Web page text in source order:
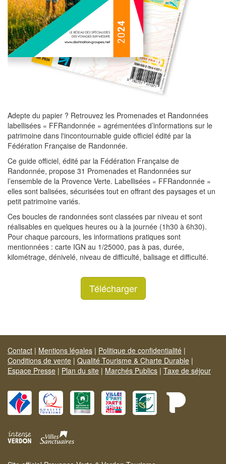
Adepte du papier ? Retrouvez les Promenades et Randonnées
labellisées « FFRandonnée » agrémentées d’informations sur le
patrimoine dans l'incontournable guide officiel édité par la
Fédération Française de Randonnée.
Ce guide officiel, édité par la Fédération Française de
Randonnée, propose 31 Promenades et Randonnées sur
l’ensemble de la Provence Verte. Labellisées « FFRandonnée »
elles sont balisées, sécurisées tout en offrant des paysages et un
petit patrimoine variés.
Ces boucles de randonnées sont classées par niveau et sont
réalisables en quelques heures ou à la journée (1h30 à 6h30).
Pour chaque parcours, les informations pratiques sont
mentionnées : carte IGN au 1/25000, pas à pas, durée,
kilométrage, dénivelé, niveau de difficulté, balisage et difficulté.
Télécharger
Contact | Mentions légales | Politique de confidentialité |
Conditions de vente | Qualité Tourisme & Charte Durable |
Espace Presse | Plan du site | Marchés Publics | Taxe de séjour